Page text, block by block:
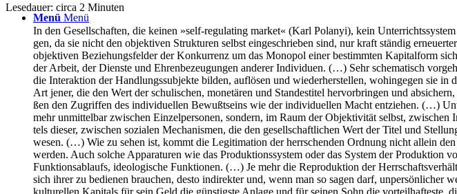
Menü Menü
Lese­dau­er: cir­ca 2 Minu­ten
In den Gesell­schaf­ten, die kei­nen »self-regu­la­ting mar­ket« (Karl Pol­anyi), kein
gen, da sie nicht den objek­ti­ven Struk­tu­ren selbst ein­ge­schrie­ben sind, nur kraft stän­dig
objek­ti­ven Bezie­hungs­fel­der der Kon­kur­renz um das Mono­pol einer bestimm­ten Kapi­tal­form
der Arbeit, der Diens­te und Ehren­be­zeu­gun­gen ande­rer Indi­vi­du­en. (…) Sehr sche­ma­tisch
die Inter­ak­ti­on der Hand­lungs­sub­jek­te bil­den, auf­lö­sen und wie­der­her­stel­len, wohin­ge­gen sie
Art jener, die den Wert der schu­li­schen, mone­tä­ren und Stan­des­ti­tel her­vor­brin­gen und
ßen den Zugrif­fen des indi­vi­du­el­len Bewußt­seins wie der indi­vi­du­el­len Macht ent­zie­hen. (…)
mehr unmit­tel­bar zwi­schen Ein­zel­per­so­nen, son­dern, im Raum der Objek­ti­vi­tät selbst,
tels die­ser, zwi­schen sozia­len Mecha­nis­men, die den gesell­schaft­li­chen Wert der Titel und
we­sen. (…) Wie zu sehen ist, kommt die Legi­ti­ma­ti­on der herr­schen­den Ord­nung nicht allein
wer­den. Auch sol­che Appa­ra­tu­ren wie das Pro­duk­ti­ons­sys­tem oder das Sys­tem der
Funk­ti­ons­ab­laufs, ideo­lo­gi­sche Funk­tio­nen. (…) Je mehr die Repro­duk­ti­on der
sich ihrer zu bedie­nen brau­chen, des­to indi­rek­ter und, wenn man so sagen darf, unper­sön­li­cher
kul­tu­rel­len Kapi­tals für sein Geld die güns­tigs­te Anla­ge und für sei­nen Sohn die vor­teil­haf­tes­te,